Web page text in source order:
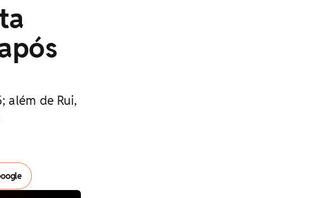
além de Rui,